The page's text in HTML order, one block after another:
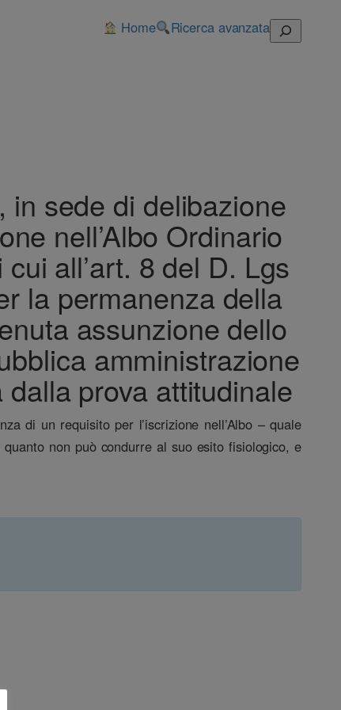
Home Ricerca avanzata Cerca
in sede di delibazione
nell’Albo Ordinario
all’art. 8 del D. Lgs
la permanenza della
assunzione dello
amministrazione
prova attitudinale
di un requisito per l’iscrizione nell’Albo – quale
non può condurre al suo esito fisiologico, e